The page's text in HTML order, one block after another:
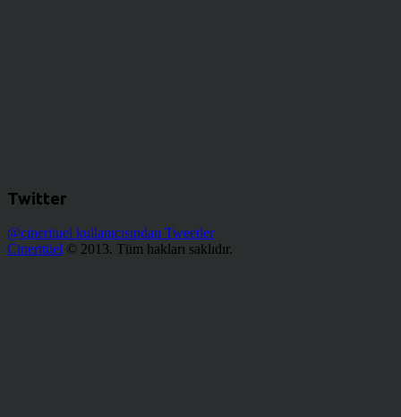
Twitter
@cinerituel kullanıcısından Tweetler
Cineritüel © 2013. Tüm hakları saklıdır.